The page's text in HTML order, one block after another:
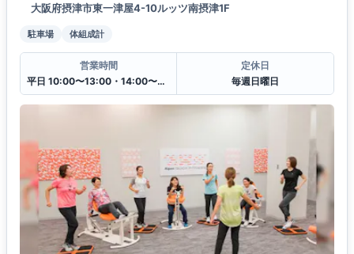
大阪府摂津市東一津屋4-10ルッツ南摂津1F
駐車場 体組成計
営業時間
平日 10:00〜13:00・14:00〜20:00
定休日
毎週日曜日